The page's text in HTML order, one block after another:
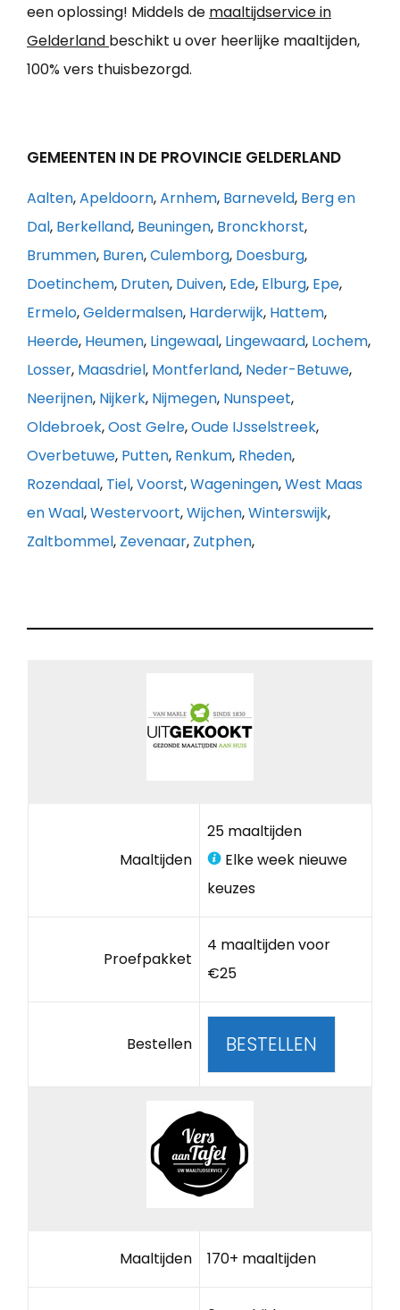
een oplossing! Middels de maaltijdservice in
Gelderland beschikt u over heerlijke maaltijden,
100% vers thuisbezorgd.
GEMEENTEN IN DE PROVINCIE GELDERLAND
Aalten,Apeldoorn,Arnhem, Barneveld, Berg en
Dal, Berkelland, Beuningen, Bronckhorst,
Brummen, Buren,Culemborg, Doesburg,
Doetinchem, Druten, Duiven, Ede, Elburg, Epe,
Ermelo,Geldermalsen, Harderwijk, Hattem,
Heerde, Heumen, Lingewaal, Lingewaard, Lochem,
Losser, Maasdriel, Montferland, Neder-Betuwe,
Neerijnen, Nijkerk, Nijmegen, Nunspeet,
Oldebroek,Oost Gelre,Oude IJsselstreek,
Overbetuwe, Putten, Renkum, Rheden,
Rozendaal, Tiel,Voorst,Wageningen,West Maas
en Waal,Westervoort,Wijchen,Winterswijk,
Zaltbommel, Zevenaar, Zutphen,
Maaltijden
25 maaltijden
Elke week nieuwe
keuzes
Proefpakket
4 maaltijden voor
€25
Bestellen BESTELLEN
Maaltijden 170+ maaltijden